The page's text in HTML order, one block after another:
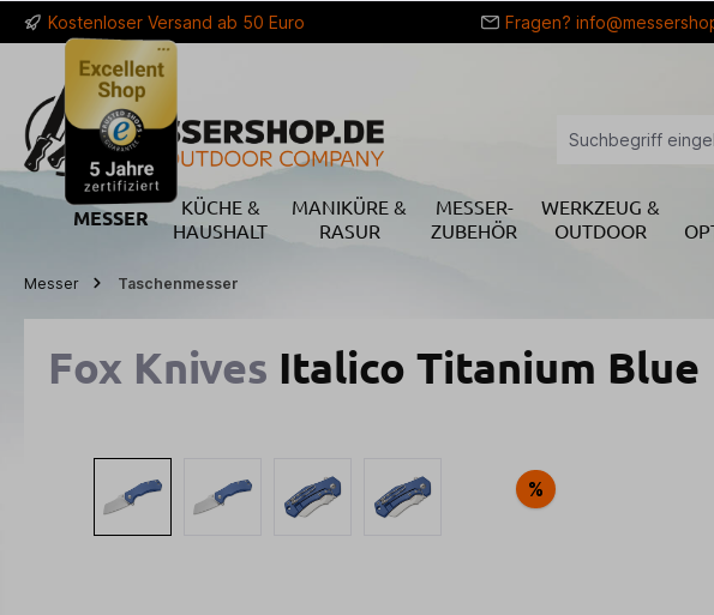
Zur Hauptnavigation springen
Kostenloser Versand ab 50 Euro Fragen?
MESSER
KÜCHE &
HAUSHALT
MANIKÜRE &
RASUR
MESSER-
ZUBEHÖR
WERKZEUG &
OUTDOOR
Messer Taschenmesser
Fox Knives Italico Titanium Blue
%